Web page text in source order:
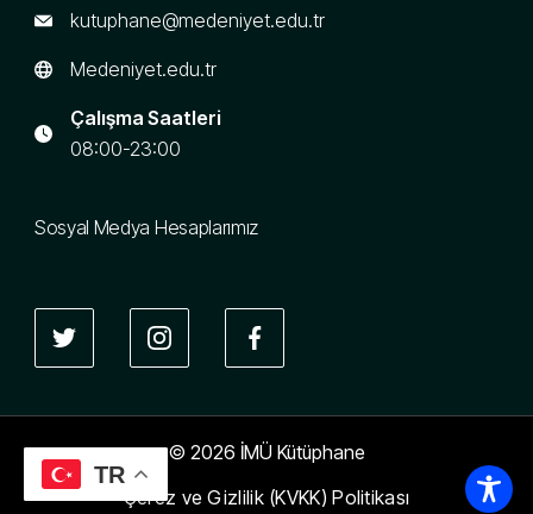
kutuphane@medeniyet.edu.tr
Medeniyet.edu.tr
Çalışma Saatleri
08:00-23:00
Sosyal Medya Hesaplarımız
© 2026 İMÜ Kütüphane
Çerez ve Gizlilik (KVKK) Politikası
TR